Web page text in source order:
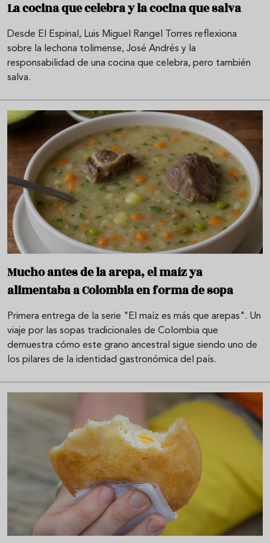
La cocina que celebra y la cocina que salva
Desde El Espinal, Luis Miguel Rangel Torres reflexiona
sobre la lechona tolimense, José Andrés y la
responsabilidad de una cocina que celebra, pero también
salva.
Mucho antes de la arepa, el maíz ya
alimentaba a Colombia en forma de sopa
Primera entrega de la serie "El maíz es más que arepas". Un
viaje por las sopas tradicionales de Colombia que
demuestra cómo este grano ancestral sigue siendo uno de
los pilares de la identidad gastronómica del país.